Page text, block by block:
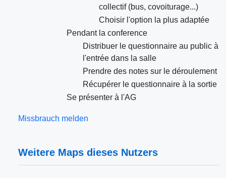
collectif (bus, covoiturage...)
Choisir l'option la plus adaptée
Pendant la conference
Distribuer le questionnaire au public à
l'entrée dans la salle
Prendre des notes sur le déroulement
Récupérer le questionnaire à la sortie
Se présenter à l'AG
Missbrauch melden
Weitere Maps dieses Nutzers